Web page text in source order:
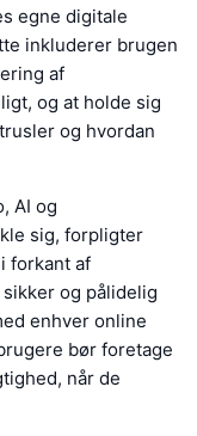
egne digitale
inkluderer brugen
af
og at holde sig
og hvordan
AI og
sig, forpligter
forkant af
og pålidelig
enhver online
bør foretage
når de